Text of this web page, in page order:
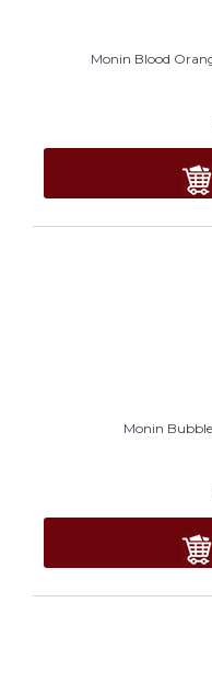
Monin Blood
Monin